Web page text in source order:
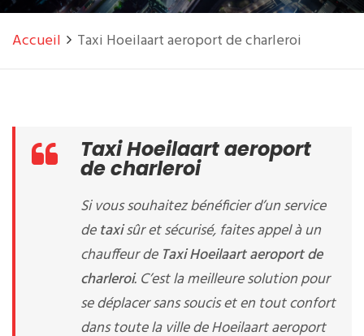
Accueil Taxi Hoeilaart aeroport de charleroi
Taxi Hoeilaart aeroport
de charleroi
Si vous souhaitez bénéficier d’un service
detaxisûr et sécurisé, faites appel à un
chauffeur de Taxi Hoeilaart aeroport de
charleroi. C’est la meilleure solution pour
se déplacer sans soucis et en tout confort
dans toute la ville de Hoeilaart aeroport